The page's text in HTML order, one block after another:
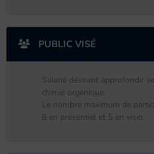
PUBLIC VISÉ
Salarié désirant approfondir
chimie organique.
Le nombre maximum de
8 en présentiel et 5 en visio.